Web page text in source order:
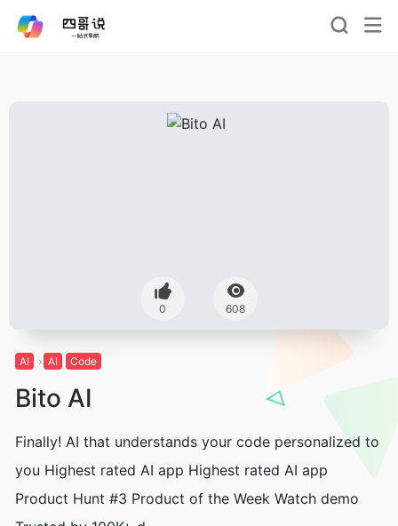
0 608
AI AI Code
Bito AI
Finally! AI that understands your code personalized to
you Highest rated AI app Highest rated AI app
Product Hunt #3 Product of the Week Watch demo